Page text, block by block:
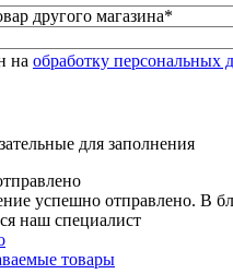
другого магазина*
на обработку персональных
для заполнения
успешно отправлено. В
наш специалист
товары